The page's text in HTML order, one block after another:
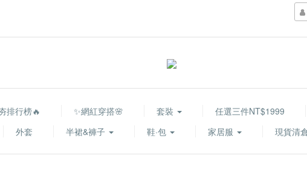
排行榜🔥 ✨網紅穿搭🌸 套裝
任選三件NT$1999
外套 半裙&褲子 鞋·包 家居服 現貨清